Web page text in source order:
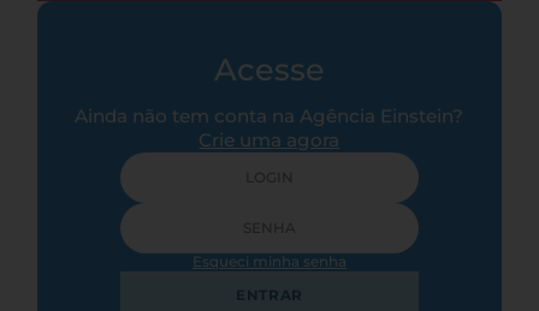
Acesse
Ainda não tem conta na Agência Einstein?
Crie uma agora
Esqueci minha senha
ENTRAR